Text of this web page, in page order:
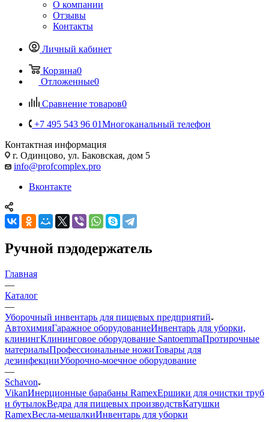
О компании
Отзывы
Контакты
Личный кабинет
Корзина0
Отложенные0
Сравнение товаров0
+7 495 543 96 01Многоканальный телефон
Контактная информация
г. Одинцово, ул. Баковская, дом 5
info@profcomplex.pro
Вконтакте
Ручной пэдодержатель
Главная
—
Каталог
—
Уборочный инвентарь для пищевых предприятий
АвтохимияГаражное оборудованиеИнвентарь для уборки,
клинингКлининговое оборудование SantoemmaПротирочные
материалыПрофессиональные ножиТовары для
дезинфекцииУборочно-моечное оборудование
—
Schavon
VikanИнерционные барабаны RamexЕршики для очистки труб
и бутылокВедра для пищевых производствКатушки
RamexВесла-мешалкиИнвентарь для уборки